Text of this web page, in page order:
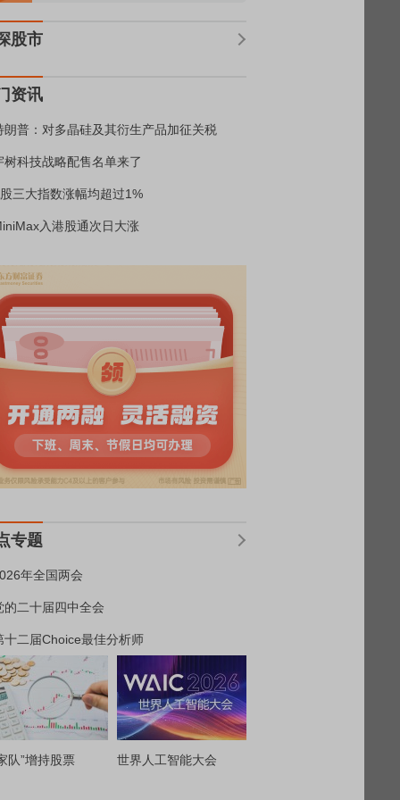
股市
资讯
朗普：对多晶硅及其衍生产品加征关税
树科技战略配售名单来了
三大指数涨幅均超过1%
入港股通次日大涨
专题
年全国两会
的二十届四中全会
十二届Choice最佳分析师
队”增持股票 世界人工智能大会